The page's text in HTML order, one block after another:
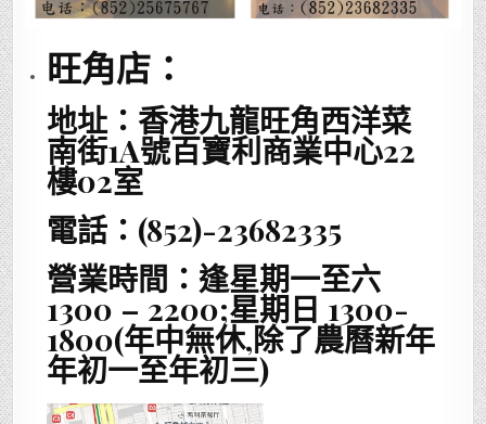
旺角店：
地址：香港九龍旺角西洋菜
南街1A號百寶利商業中心22
樓02室
電話：(852)-23682335
營業時間：逢星期一至六
1300 – 2200;星期日 1300-
1800(年中無休,除了農曆新年
年初一至年初三)